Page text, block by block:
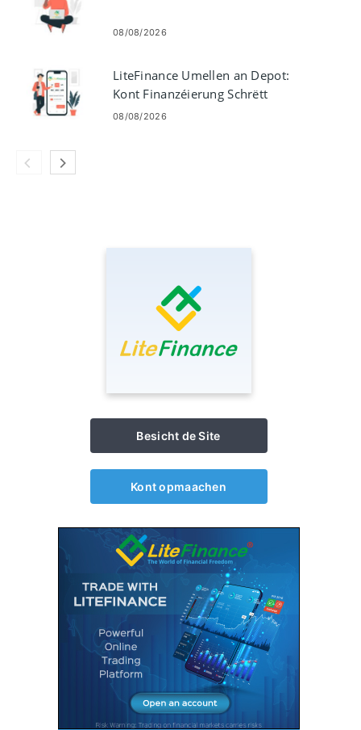
08/08/2026
LiteFinance Umellen an Depot:
Kont Finanzéierung Schrëtt
08/08/2026
Besicht de Site
Kont opmaachen